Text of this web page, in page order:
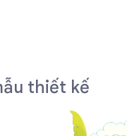
— Thiết kế
thiết kế